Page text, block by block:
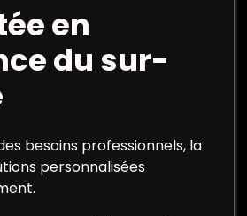
en
du sur-
besoins professionnels, la
personnalisées